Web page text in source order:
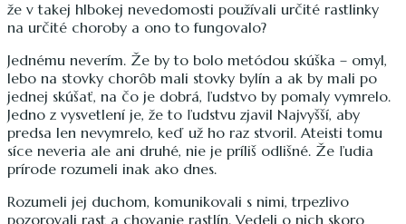
že v takej hlbokej nevedomosti používali určité rastlinky
na určité choroby a ono to fungovalo?
Jednému neverím. Že by to bolo metódou skúška – omyl,
lebo na stovky chorôb mali stovky bylín a ak by mali po
jednej skúšať, na čo je dobrá, ľudstvo by pomaly vymrelo.
Jedno z vysvetlení je, že to ľudstvu zjavil Najvyšší, aby
predsa len nevymrelo, keď už ho raz stvoril. Ateisti tomu
síce neveria ale ani druhé, nie je príliš odlišné. Že ľudia
prírode rozumeli inak ako dnes.
Rozumeli jej duchom, komunikovali s nimi, trpezlivo
pozorovali rast a chovanie rastlín. Vedeli o nich skoro